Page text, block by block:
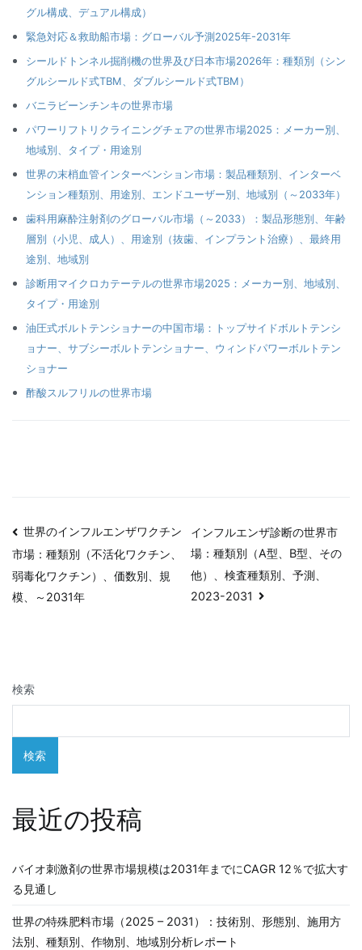
グル構成、デュアル構成）
緊急対応＆救助船市場：グローバル予測2025年-2031年
シールドトンネル掘削機の世界及び日本市場2026年：種類別（シン
グルシールド式TBM、ダブルシールド式TBM）
バニラビーンチンキの世界市場
パワーリフトリクライニングチェアの世界市場2025：メーカー別、
地域別、タイプ・用途別
世界の末梢血管インターベンション市場：製品種類別、インターベ
ンション種類別、用途別、エンドユーザー別、地域別（～2033年）
歯科用麻酔注射剤のグローバル市場（～2033）：製品形態別、年齢
層別（小児、成人）、用途別（抜歯、インプラント治療）、最終用
途別、地域別
診断用マイクロカテーテルの世界市場2025：メーカー別、地域別、
タイプ・用途別
油圧式ボルトテンショナーの中国市場：トップサイドボルトテンシ
ョナー、サブシーボルトテンショナー、ウィンドパワーボルトテン
ショナー
酢酸スルフリルの世界市場
投
稿
ナ
ー
シ
ョ
ン
世界のインフルエンザワクチン
市場：種類別（不活化ワクチン、
弱毒化ワクチン）、価数別、規
模、～2031年
インフルエンザ診断の世界市
場：種類別（A型、B型、その
他）、検査種類別、予測、
2023-2031
検索
検索
最近の投稿
バイオ刺激剤の世界市場規模は2031年までにCAGR 12％で拡大す
る見通し
世界の特殊肥料市場（2025 – 2031）：技術別、形態別、施用方
法別、種類別、作物別、地域別分析レポート